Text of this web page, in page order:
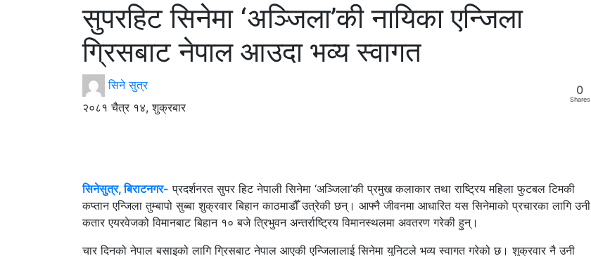
सुपरहिट सिनेमा ‘अञ्जिला’की नायिका एन्जिला
ग्रिसबाट नेपाल आउदा भव्य स्वागत
सिने सुत्र
२०८१ चैत्र १४, शुक्रबार
0
Shares
सिनेसुत्र, बिराटनगर- प्रदर्शनरत सुपर हिट नेपाली सिनेमा ‘अञ्जिला’की प्रमुख कलाकार तथा राष्ट्रिय महिला फुटबल टिमकी
कप्तान एन्जिला तुम्बापो सुब्बा शुक्रवार बिहान काठमाडौँ उत्रेकी छन्। आफ्नै जीवनमा आधारित यस सिनेमाको प्रचारका लागि उनी
कतार एयरवेजको विमानबाट बिहान १० बजे त्रिभुवन अन्तर्राष्ट्रिय विमानस्थलमा अवतरण गरेकी हुन्।
चार दिनको नेपाल बसाइको लागि ग्रिसबाट नेपाल आएकी एन्जिलालाई सिनेमा युनिटले भव्य स्वागत गरेको छ। शुक्रवार नै उनी